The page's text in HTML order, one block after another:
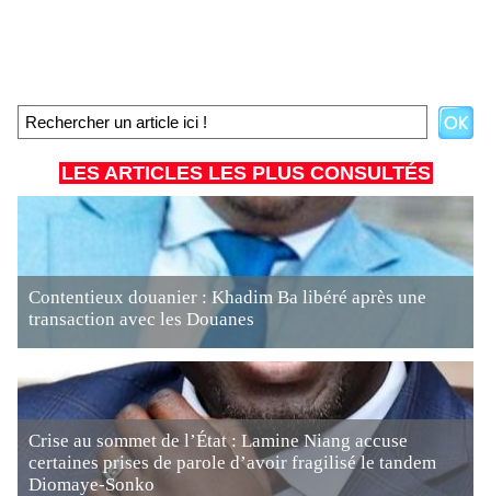
LES ARTICLES LES PLUS CONSULTÉS
Contentieux douanier : Khadim Ba libéré après une
transaction avec les Douanes
Crise au sommet de l’État : Lamine Niang accuse
certaines prises de parole d’avoir fragilisé le tandem
Diomaye-Sonko